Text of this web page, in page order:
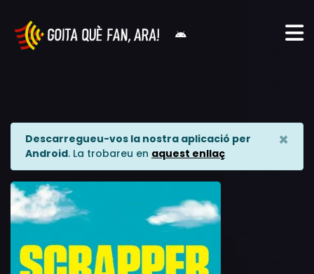
Descarregueu-vos la nostra aplicació per
Android. La trobareu en aquest enllaç
×